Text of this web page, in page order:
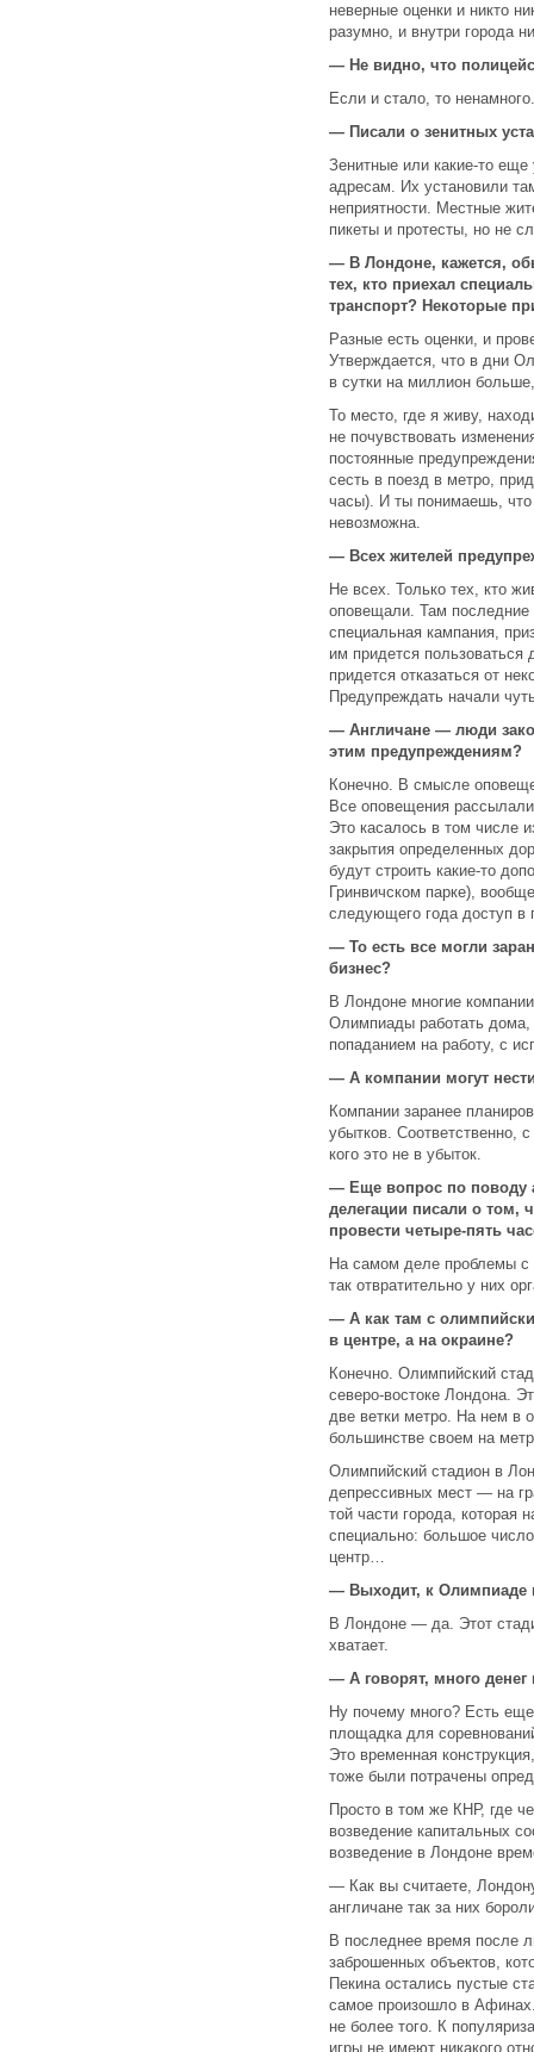
неверные оценки и никто
разумно, и внутри города
— Не видно, что
Если и стало, то ненамного.
— Писали о зенитных
Зенитные или какие-то еще
адресам. Их установили
неприятности. Местные
пикеты и протесты, но не
— В Лондоне, кажется,
тех, кто приехал
транспорт? Некоторые
Разные есть оценки, и
Утверждается, что в дни
в сутки на миллион
То место, где я живу,
не почувствовать
постоянные
сесть в поезд в метро,
часы). И ты понимаешь,
невозможна.
— Всех жителей
Не всех. Только тех, кто
оповещали. Там последние
специальная кампания,
им придется
придется отказаться от
Предупреждать начали
— Англичане — люди
этим предупреждениям?
Конечно. В смысле
Все оповещения
Это касалось в том числе
закрытия определенных
будут строить какие-то
Гринвичском парке),
следующего года доступ в
— То есть все могли
бизнес?
В Лондоне многие
Олимпиады работать дома,
попаданием на работу, с
— А компании могут
Компании заранее
убытков. Соответственно,
кого это не в убыток.
— Еще вопрос по поводу
делегации писали о том,
провести четыре-пять
На самом деле проблемы
так отвратительно у них
— А как там с
в центре, а на окраине?
Конечно. Олимпийский
северо-востоке Лондона.
две ветки метро. На нем в
большинстве своем на
Олимпийский стадион в
депрессивных мест — на
той части города, которая
специально: большое
центр…
— Выходит, к Олимпиаде
В Лондоне — да. Этот
хватает.
— А говорят, много
Ну почему много? Есть
площадка для
Это временная
тоже были потрачены
Просто в том же КНР, где
возведение капитальных
возведение в Лондоне
— Как вы считаете,
англичане так за них
В последнее время после
заброшенных объектов,
Пекина остались пустые
самое произошло в Афинах.
не более того. К
игры не имеют никакого